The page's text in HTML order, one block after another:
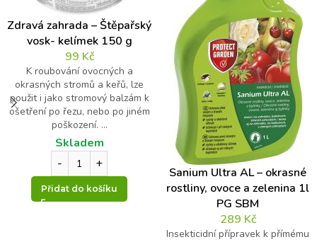
Zdravá zahrada – Štěpařský
vosk- kelímek 150 g
99 Kč
K roubování ovocných a
okrasných stromů a keřů, lze
použit i jako stromový balzám k
ošetření po řezu, nebo po jiném
poškození. ...
Skladem
Přidat do košíku
Sanium Ultra AL – okrasné
rostliny, ovoce a zelenina 1l
PG SBM
289 Kč
Insekticidní přípravek k přímému